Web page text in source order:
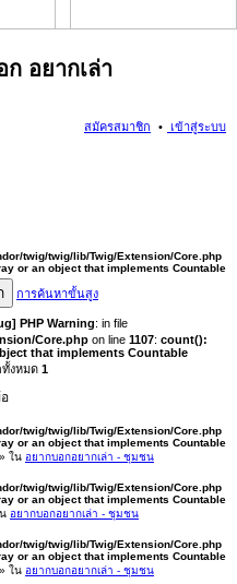
อยากเล่า
เข้าสู่ระบบ
สมัครสมาชิก
twig/twig/lib/Twig/Extension/Core.php
or an object that implements Countable
การค้นหาขั้นสูง
PHP Warning: in file
Core.php on line 1107: count():
that implements Countable
งหมด 1
twig/twig/lib/Twig/Extension/Core.php
or an object that implements Countable
ใน อยากบอกอยากเล่า - ชุมชน
twig/twig/lib/Twig/Extension/Core.php
or an object that implements Countable
อยากบอกอยากเล่า - ชุมชน
twig/twig/lib/Twig/Extension/Core.php
or an object that implements Countable
ใน อยากบอกอยากเล่า - ชุมชน